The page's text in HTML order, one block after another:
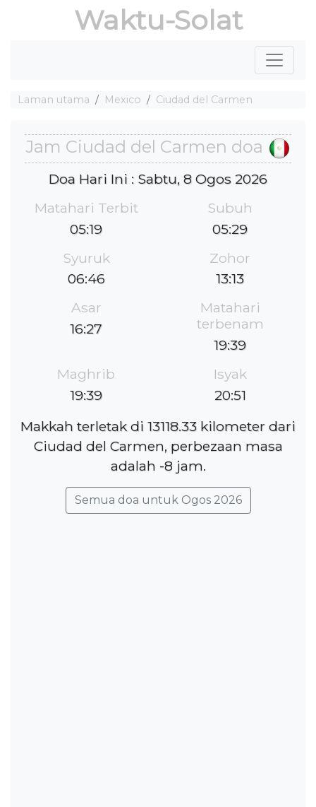
Waktu-Solat
Laman utama Mexico Ciudad del Carmen
Jam Ciudad del Carmen doa
Doa Hari Ini : Sabtu, 8 Ogos 2026
Matahari Terbit
05:19
Subuh
05:29
Syuruk
06:46
Zohor
13:13
Asar
16:27
Matahari
terbenam
19:39
Maghrib
19:39
Isyak
20:51
Makkah terletak di 13118.33 kilometer dari
Ciudad del Carmen, perbezaan masa
adalah -8 jam.
Semua doa untuk Ogos 2026